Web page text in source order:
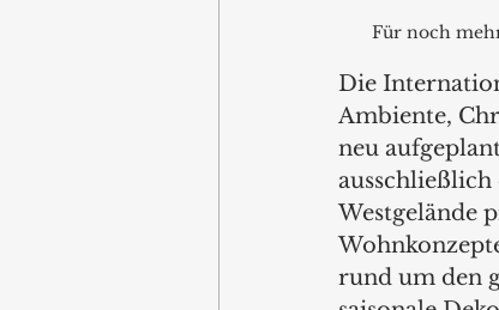
Für noch
Die
Ambiente,
neu
Westgelände
rund um den